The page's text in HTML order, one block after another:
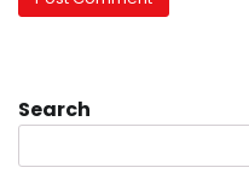
Search